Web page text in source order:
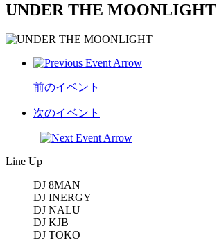
UNDER THE MOONLIGHT
前のイベント
次のイベント
Line Up
DJ 8MAN
DJ INERGY
DJ NALU
DJ KJB
DJ TOKO